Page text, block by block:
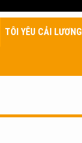
TÔI YÊU CẢI LƯƠNG